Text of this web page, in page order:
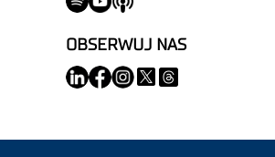
OBSERWUJ NAS